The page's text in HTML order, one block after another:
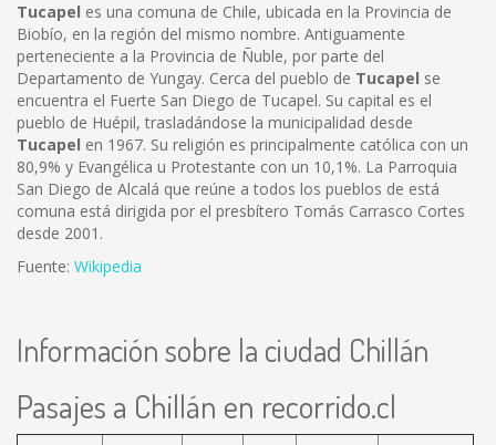
Tucapel es una comuna de Chile, ubicada en la Provincia de
Biobío, en la región del mismo nombre. Antiguamente
perteneciente a la Provincia de Ñuble, por parte del
Departamento de Yungay. Cerca del pueblo de Tucapel se
encuentra el Fuerte San Diego de Tucapel. Su capital es el
pueblo de Huépil, trasladándose la municipalidad desde
Tucapel en 1967. Su religión es principalmente católica con un
80,9% y Evangélica u Protestante con un 10,1%. La Parroquia
San Diego de Alcalá que reúne a todos los pueblos de está
comuna está dirigida por el presbítero Tomás Carrasco Cortes
desde 2001.
Fuente: Wikipedia
Información sobre la ciudad Chillán
Pasajes a Chillán en recorrido.cl